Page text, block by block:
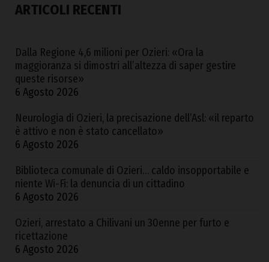
ARTICOLI RECENTI
Dalla Regione 4,6 milioni per Ozieri: «Ora la
maggioranza si dimostri all’altezza di saper gestire
queste risorse»
6 Agosto 2026
Neurologia di Ozieri, la precisazione dell’Asl: «il reparto
è attivo e non è stato cancellato»
6 Agosto 2026
Biblioteca comunale di Ozieri… caldo insopportabile e
niente Wi-Fi: la denuncia di un cittadino
6 Agosto 2026
Ozieri, arrestato a Chilivani un 30enne per furto e
ricettazione
6 Agosto 2026